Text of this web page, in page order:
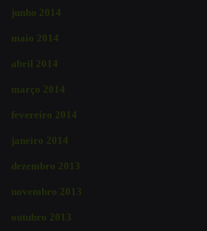
junho 2014
maio 2014
abril 2014
março 2014
fevereiro 2014
janeiro 2014
dezembro 2013
novembro 2013
outubro 2013